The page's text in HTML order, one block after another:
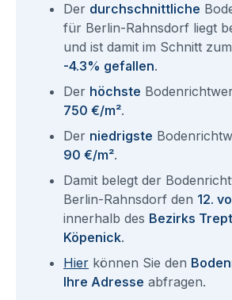
Der durchschnittliche
für Berlin-Rahnsdorf liegt
und ist damit im Schnitt
-4.3% gefallen.
Der höchste
750 €/m².
Der niedrigste
90 €/m².
Damit belegt der
Berlin-Rahnsdorf den 12.
innerhalb des Bezirks
Köpenick.
Hier können Sie den
Ihre Adresse abfragen.